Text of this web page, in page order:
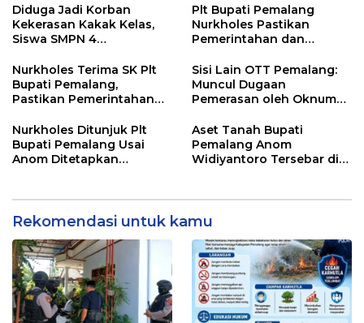
HUT RI ke-81
Desa
Diduga Jadi Korban
Kekerasan Kakak Kelas,
Siswa SMPN 4
Dunia
Plt Bupati Pemalang
Nurkholes Pastikan
Pemerintahan dan
Berjalan
Nurkholes Terima SK Plt
Bupati Pemalang,
Pastikan Pemerintahan
Sisi Lain OTT Pemalang:
Muncul Dugaan
Pemerasan oleh Oknum
Nurkholes Ditunjuk Plt
Bupati Pemalang Usai
Anom Ditetapkan
Aset Tanah Bupati
Pemalang Anom
Widiyantoro Tersebar di
Rekomendasi untuk kamu